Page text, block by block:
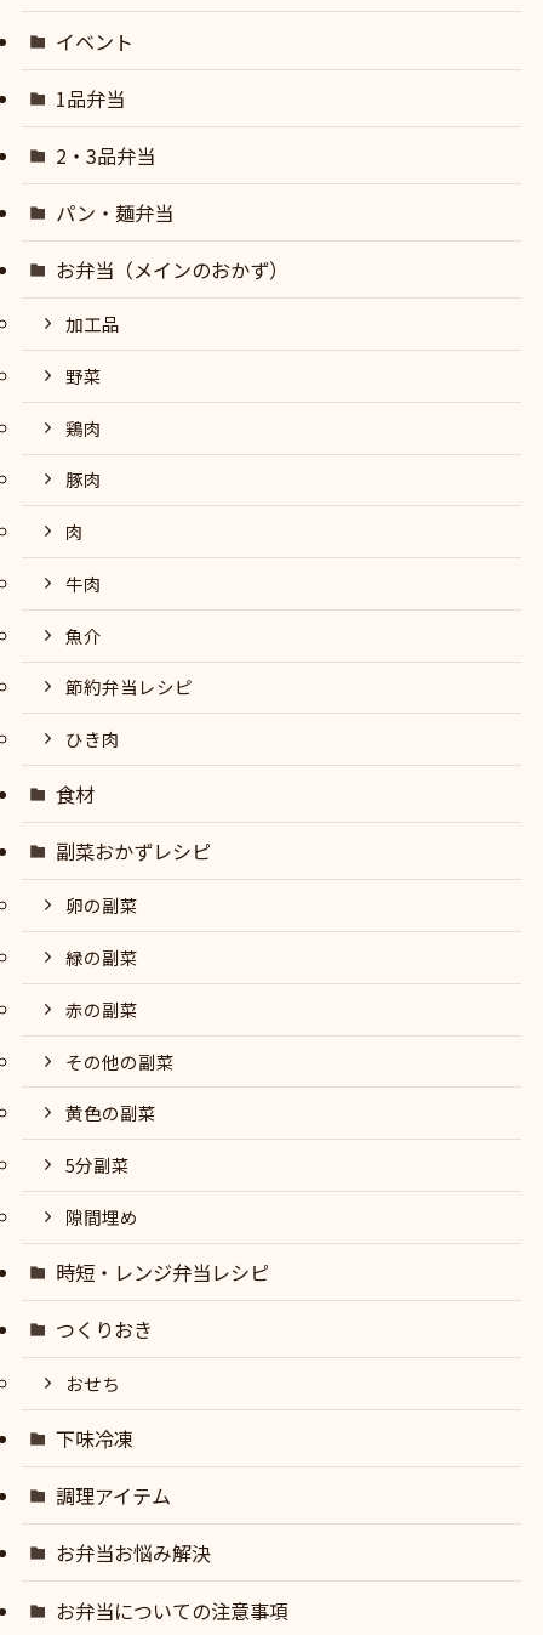
イベント
1品弁当
2・3品弁当
パン・麺弁当
お弁当（メインのおかず）
加工品
野菜
鶏肉
豚肉
肉
牛肉
魚介
節約弁当レシピ
ひき肉
食材
副菜おかずレシピ
卵の副菜
緑の副菜
赤の副菜
その他の副菜
黄色の副菜
5分副菜
隙間埋め
時短・レンジ弁当レシピ
つくりおき
おせち
下味冷凍
調理アイテム
お弁当お悩み解決
お弁当についての注意事項